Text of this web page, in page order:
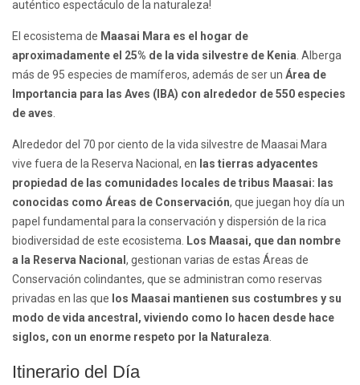
auténtico espectáculo de la naturaleza!
El ecosistema de Maasai Mara es el hogar de
aproximadamente el 25% de la vida silvestre de Kenia. Alberga
más de 95 especies de mamíferos, además de ser un Área de
Importancia para las Aves (IBA) con alrededor de 550 especies
de aves.
Alrededor del 70 por ciento de la vida silvestre de Maasai Mara
vive fuera de la Reserva Nacional, en las tierras adyacentes
propiedad de las comunidades locales de tribus Maasai: las
conocidas como Áreas de Conservación, que juegan hoy día un
papel fundamental para la conservación y dispersión de la rica
biodiversidad de este ecosistema. Los Maasai, que dan nombre
a la Reserva Nacional , gestionan varias de estas Áreas de
Conservación colindantes, que se administran como reservas
privadas en las que los Maasai mantienen sus costumbres y su
modo de vida ancestral, viviendo como lo hacen desde hace
siglos, con un enorme respeto por la Naturaleza.
Itinerario del Día